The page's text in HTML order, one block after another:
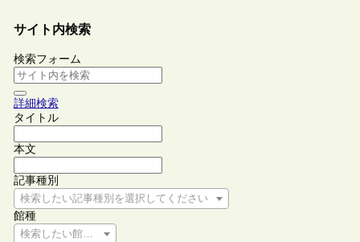
サイト内検索
検索フォーム
詳細検索
タイトル
本文
記事種別
検索したい記事種別を選択してください
館種
検索したい館種を選択してください